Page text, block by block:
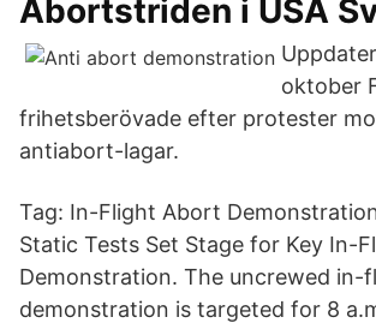
Abortstriden i USA
oktober
frihetsberövade efter protester
antiabort-lagar.
Tag: In-Flight Abort
Static Tests Set Stage for Key In-
Demonstration. The uncrewed in-
demonstration is targeted for 8